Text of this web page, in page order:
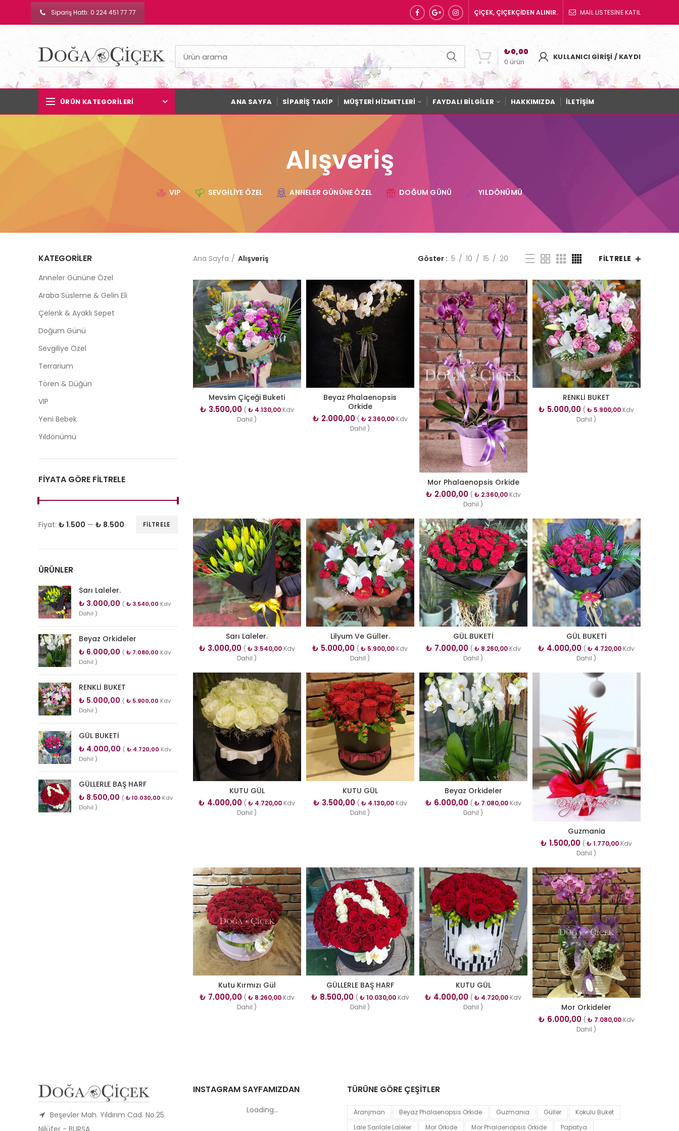
Sipariş Hattı: 0 224 451 77 77 ÇİÇEK, ÇİÇEKÇİDEN ALINIR. MAİL LİSTESİNE KATIL
0ürün
₺0,00
KULLANICI GIRIŞI / KAYDI
ÜRÜN KATEGORILERI ANA SAYFA SİPARİŞ TAKİP MÜŞTERİ HİZMETLERİ FAYDALI BİLGİLER HAKKIMIZDA İLETİŞİM
Alışveriş
VIP SEVGILIYE ÖZEL ANNELER GÜNÜNE ÖZEL DOĞUM GÜNÜ YILDÖNÜMÜ
Ana Sayfa Alışveriş Göster 5 10 15 20 FILTRELE
Mevsim Çiçeği Buketi
₺ 3.500,00 ( ₺ 4.130,00Kdv
Dahil )
Beyaz Phalaenopsis
Orkide
₺ 2.000,00 ( ₺ 2.360,00Kdv
Dahil )
Mor Phalaenopsis Orkide
₺ 2.000,00 ( ₺ 2.360,00Kdv
Dahil )
RENKLİ BUKET
₺ 5.000,00 (₺ 5.900,00 Kdv
Dahil )
Sarı Laleler.
₺ 3.000,00 ( ₺ 3.540,00Kdv
Dahil )
Lilyum Ve Güller.
₺ 5.000,00 (₺ 5.900,00 Kdv
Dahil )
GÜL BUKETİ
₺ 7.000,00 ( ₺ 8.260,00Kdv
Dahil )
GÜL BUKETİ
₺ 4.000,00 (₺ 4.720,00 Kdv
Dahil )
KUTU GÜL
₺ 4.000,00 (₺ 4.720,00 Kdv
Dahil )
KUTU GÜL
₺ 3.500,00 ( ₺ 4.130,00Kdv
Dahil )
Beyaz Orkideler
₺ 6.000,00 ( ₺ 7.080,00Kdv
Dahil )
Guzmania
₺ 1.500,00 (₺ 1.770,00 Kdv
Dahil )
Kutu Kırmızı Gül
₺ 7.000,00 ( ₺ 8.260,00Kdv
Dahil )
GÜLLERLE BAŞ HARF
₺ 8.500,00 ( ₺ 10.030,00Kdv
Dahil )
KUTU GÜL
₺ 4.000,00 (₺ 4.720,00 Kdv
Dahil )
Mor Orkideler
₺ 6.000,00 ( ₺ 7.080,00Kdv
Dahil )
KATEGORILER
Anneler Gününe Özel
Araba Süsleme & Gelin Eli
Çelenk & Ayaklı Sepet
Doğum Günü
Sevgiliye Özel
Terrarium
Tören & Düğün
VIP
Yeni Bebek
Yıldönümü
FIYATA GÖRE FILTRELE
FILTRELE
Fiyat: ₺ 1.500 — ₺ 8.500
ÜRÜNLER
Sarı Laleler.
₺ 3.000,00 ( ₺ 3.540,00 Kdv
Dahil )
Beyaz Orkideler
₺ 6.000,00 ( ₺ 7.080,00 Kdv
Dahil )
RENKLİ BUKET
₺ 5.000,00 ( ₺ 5.900,00 Kdv
Dahil )
GÜL BUKETİ
₺ 4.000,00 ( ₺ 4.720,00 Kdv
Dahil )
GÜLLERLE BAŞ HARF
₺ 8.500,00 ( ₺10.030,00 Kdv
Dahil )
Beşevler Mah. Yıldırım Cad. No.25
INSTAGRAM SAYFAMIZDAN
Loading...
TÜRÜNE GÖRE ÇEŞİTLER
Aranjman Beyaz Phalaenopsis Orkide Guzmania Güller
Kokulu Buket
Lale Sarılale Laleler
Mor Orkide Mor Phalaenopsis Orkide Papatya